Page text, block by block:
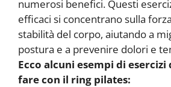
numerosi benefici. Questi
efficaci si concentrano sulla
stabilità del corpo, aiutando a
postura e a prevenire dolori e
Ecco alcuni esempi di esercizi
fare con il ring pilates: